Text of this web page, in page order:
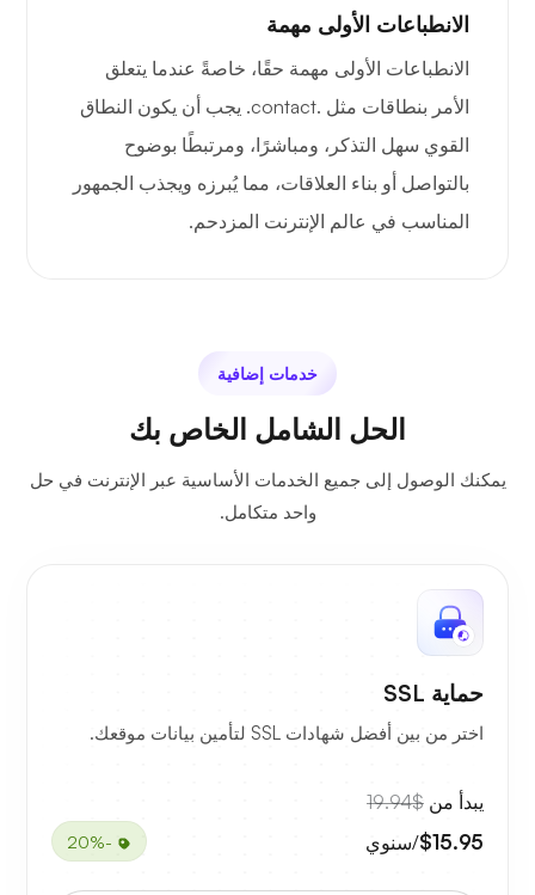
الانطباعات الأولى مهمة
الانطباعات الأولى مهمة حقًا، خاصةً عندما يتعلق
الأمر بنطاقات مثل .contact. يجب أن يكون النطاق
القوي سهل التذكر، ومباشرًا، ومرتبطًا بوضوح
بالتواصل أو بناء العلاقات، مما يُبرزه ويجذب الجمهور
المناسب في عالم الإنترنت المزدحم.
خدمات إضافية
الحل الشامل الخاص بك
يمكنك الوصول إلى جميع الخدمات الأساسية عبر الإنترنت في حل
واحد متكامل.
حماية SSL
اختر من بين أفضل شهادات SSL لتأمين بيانات موقعك.
يبدأ من $19.94
$15.95/سنوي -20%